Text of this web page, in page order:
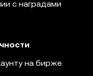
с наградами
.
на бирже.